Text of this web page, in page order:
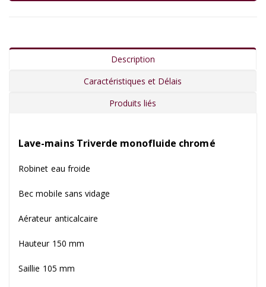
Description
Caractéristiques et Délais
Produits liés
Lave-mains Triverde monofluide chromé
Robinet eau froide
Bec mobile sans vidage
Aérateur anticalcaire
Hauteur 150 mm
Saillie 105 mm